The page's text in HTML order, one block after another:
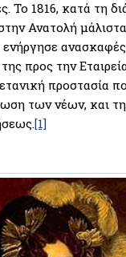
Το 1816, κατά τη
Ανατολή
προς την
προστασία
των νέων, και
[1]